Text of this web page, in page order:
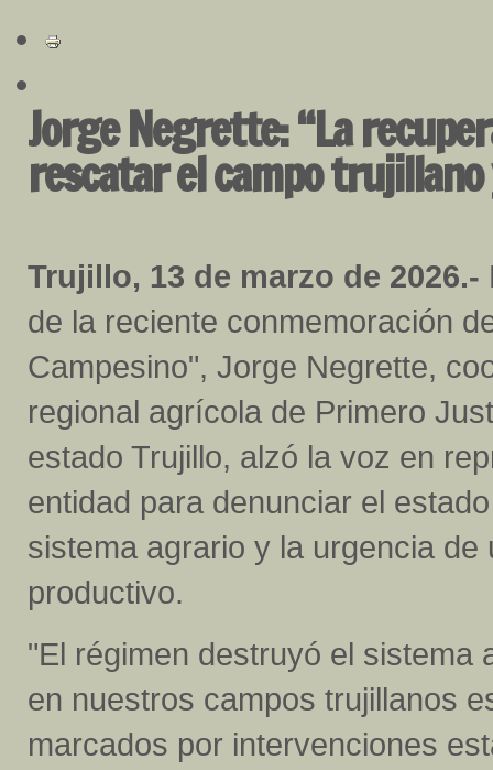
Jorge Negrette: “La
rescatar el campo
Trujillo, 13 de marzo de 2026.-
de la reciente conmemoración
Campesino", Jorge Negrette,
regional agrícola de Primero
estado Trujillo, alzó la voz en
entidad para denunciar el
sistema agrario y la urgencia
productivo.
"El régimen destruyó el sistema
en nuestros campos trujillanos
marcados por intervenciones